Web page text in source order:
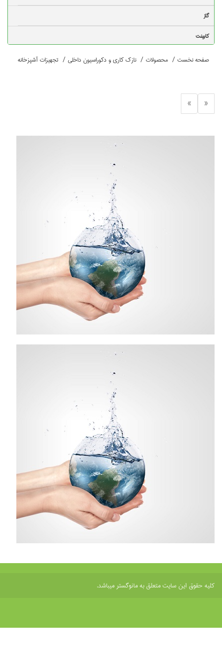
/ محصولات / نازک کاری و دکوراسیون داخلی / تجهیزات آشپزخانه
سایت متعلق به مانوگستر میباشد.